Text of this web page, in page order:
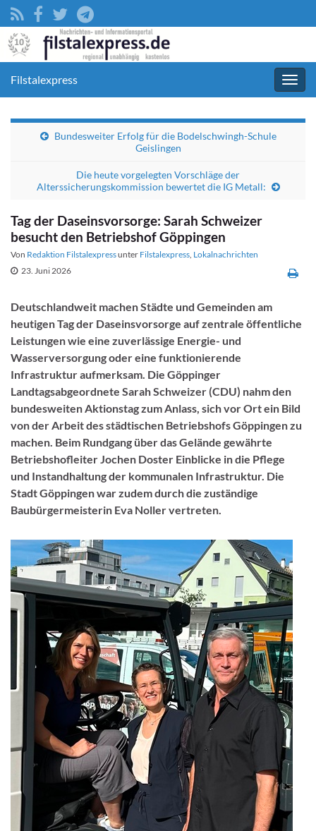
Filstalexpress
Bundesweiter Erfolg für die Bodelschwingh-Schule
Geislingen
Die heute vorgelegten Vorschläge der
Alterssicherungskommission bewertet die IG Metall:
Tag der Daseinsvorsorge: Sarah Schweizer
besucht den Betriebshof Göppingen
Von Redaktion Filstalexpressunter Filstalexpress, Lokalnachrichten
23. Juni 2026
Deutschlandweit machen Städte und Gemeinden am
heutigen Tag der Daseinsvorsorge auf zentrale öffentliche
Leistungen wie eine zuverlässige Energie- und
Wasserversorgung oder eine funktionierende
Infrastruktur aufmerksam. Die Göppinger
Landtagsabgeordnete Sarah Schweizer (CDU) nahm den
bundesweiten Aktionstag zum Anlass, sich vor Ort ein Bild
von der Arbeit des städtischen Betriebshofs Göppingen zu
machen. Beim Rundgang über das Gelände gewährte
Betriebshofleiter Jochen Doster Einblicke in die Pflege
und Instandhaltung der kommunalen Infrastruktur. Die
Stadt Göppingen war zudem durch die zuständige
Baubürgermeisterin Eva Noller vertreten.